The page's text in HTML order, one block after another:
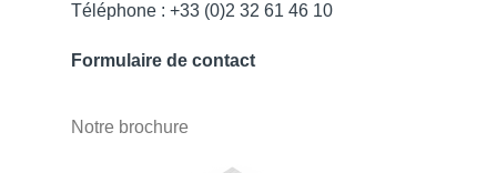
Téléphone : +33 (0)2 32 61 46 10
Formulaire de contact
Notre brochure